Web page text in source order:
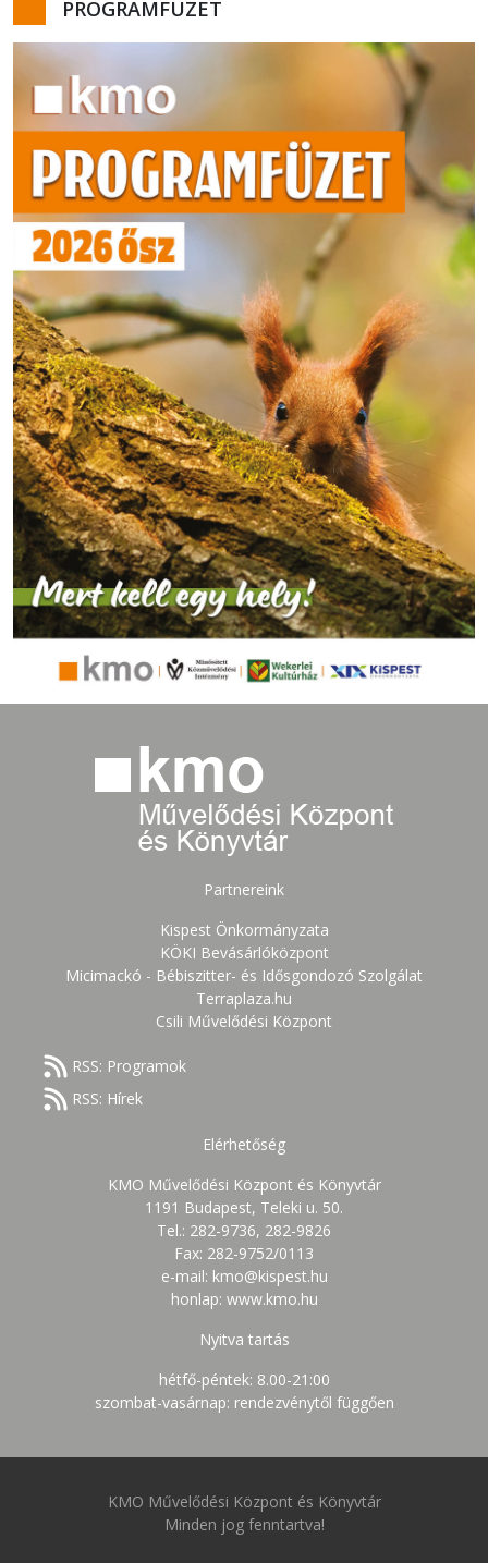
PROGRAMFÜZET
Partnereink
Kispest Önkormányzata
KÖKI Bevásárlóközpont
Micimackó - Bébiszitter- és Idősgondozó Szolgálat
Terraplaza.hu
Csili Művelődési Központ
RSS: Programok
RSS: Hírek
Elérhetőség
KMO Művelődési Központ és Könyvtár
1191 Budapest, Teleki u. 50.
Tel.: 282-9736, 282-9826
Fax: 282-9752/0113
e-mail: kmo@kispest.hu
honlap: www.kmo.hu
Nyitva tartás
hétfő-péntek: 8.00-21:00
szombat-vasárnap: rendezvénytől függően
KMO Művelődési Központ és Könyvtár
Minden jog fenntartva!